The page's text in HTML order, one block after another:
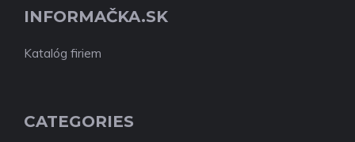
INFORMAČKA.SK
Katalóg firiem
CATEGORIES